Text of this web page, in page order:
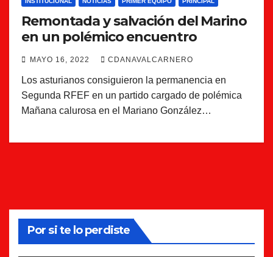
Remontada y salvación del Marino
en un polémico encuentro
MAYO 16, 2022 CDANAVALCARNERO
Los asturianos consiguieron la permanencia en
Segunda RFEF en un partido cargado de polémica
Mañana calurosa en el Mariano González…
Por si te lo perdiste